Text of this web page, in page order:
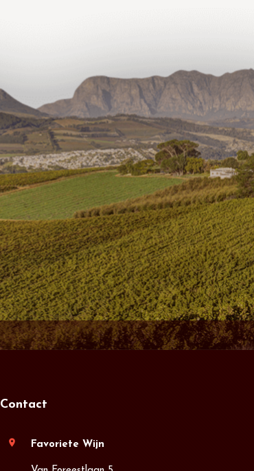
Contact
location_on Favoriete Wijn